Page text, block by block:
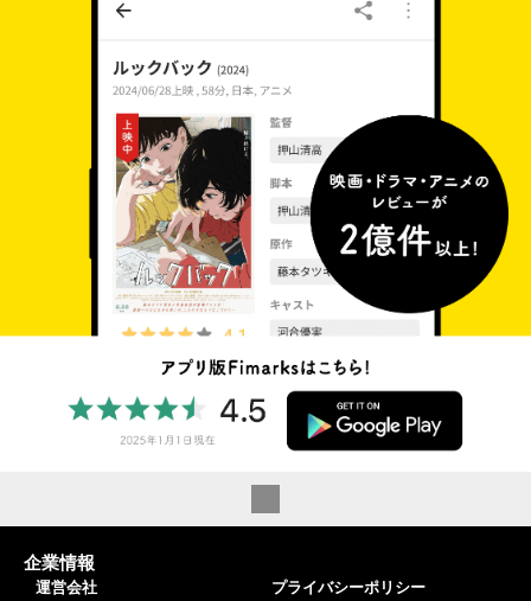
企業情報
運営会社 プライバシーポリシー